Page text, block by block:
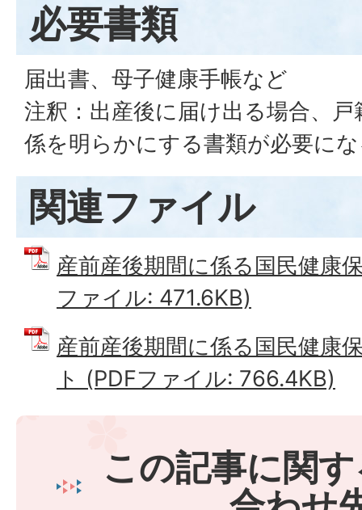
必要書類
届出書、母子健康手帳など
注釈：出産後に届け出る場合、
係を明らかにする書類が必要に
関連ファイル
産前産後期間に係る国民健康
ファイル: 471.6KB)
産前産後期間に係る国民健康
ト (PDFファイル: 766.4KB)
この記事に関